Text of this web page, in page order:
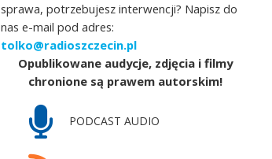
sprawa, potrzebujesz interwencji? Napisz do
nas e-mail pod adres:
tolko@radioszczecin.pl
Opublikowane audycje, zdjęcia i filmy
chronione są prawem autorskim!
PODCAST AUDIO